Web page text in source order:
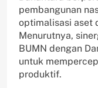
pembangunan
optimalisasi aset
Menurutnya,
BUMN dengan
untuk
produktif.